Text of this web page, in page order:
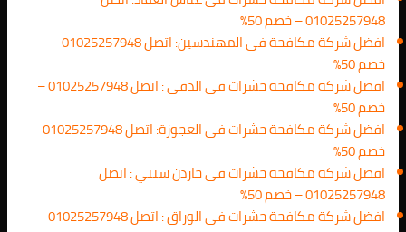
01025257948 – خصم 50%
افضل شركة مكافحة فى المهندسين: اتصل 01025257948 –
خصم 50%
افضل شركة مكافحة حشرات فى الدقى : اتصل 01025257948 –
خصم 50%
افضل شركة مكافحة حشرات فى العجوزة: اتصل 01025257948 –
خصم 50%
افضل شركة مكافحة حشرات فى جاردن سيتي : اتصل
01025257948 – خصم 50%
افضل شركة مكافحة حشرات فى الوراق : اتصل 01025257948 –